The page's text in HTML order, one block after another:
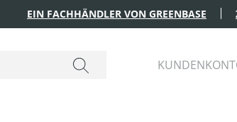
EIN FACHHÄNDLER VON GREENBASE